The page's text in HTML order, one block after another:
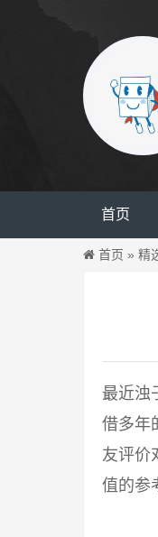
首页
首页 » 精
最近浊
借多年
友评价
值的参